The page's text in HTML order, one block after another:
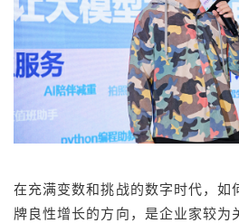
在充满变数和挑战的数字时代，如
牌良性增长的方向，是企业家较为